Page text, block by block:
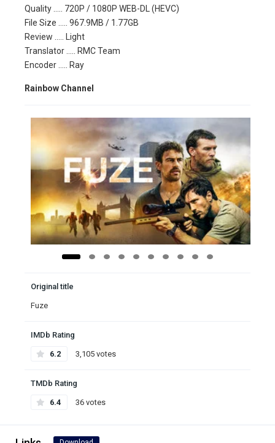
Quality ….. 720P / 1080P WEB-DL (HEVC)
File Size ….. 967.9MB / 1.77GB
Review ….. Light
Translator ….. RMC Team
Encoder ….. Ray
Rainbow Channel
Original title
Fuze
IMDb Rating
6.2 3,105 votes
TMDb Rating
6.4 36 votes